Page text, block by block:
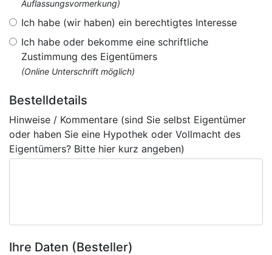
Auflassungsvormerkung)
Ich habe (wir haben) ein berechtigtes Interesse
Ich habe oder bekomme eine schriftliche
Zustimmung des Eigentümers
(Online Unterschrift möglich)
Bestelldetails
Hinweise / Kommentare (sind Sie selbst Eigentümer
oder haben Sie eine Hypothek oder Vollmacht des
Eigentümers? Bitte hier kurz angeben)
Ihre Daten (Besteller)